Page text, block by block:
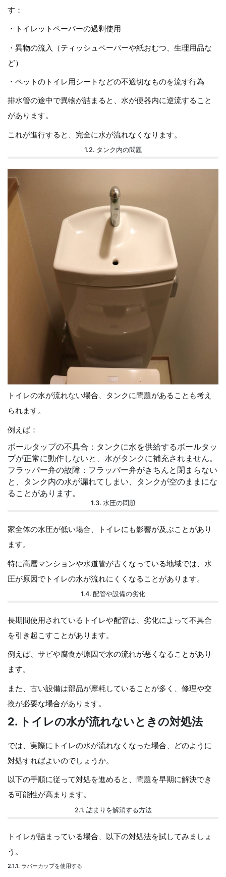
す：
・トイレットペーパーの過剰使用
・異物の流入（ティッシュペーパーや紙おむつ、生理用品な
ど）
・ペットのトイレ用シートなどの不適切なものを流す行為
排水管の途中で異物が詰まると、水が便器内に逆流すること
があります。
これが進行すると、完全に水が流れなくなります。
1.2. タンク内の問題
トイレの水が流れない場合、タンクに問題があることも考え
られます。
例えば：
ボールタップの不具合：タンクに水を供給するボールタッ
プが正常に動作しないと、水がタンクに補充されません。
フラッパー弁の故障：フラッパー弁がきちんと閉まらない
と、タンク内の水が漏れてしまい、タンクが空のままにな
ることがあります。
1.3. 水圧の問題
家全体の水圧が低い場合、トイレにも影響が及ぶことがあり
ます。
特に高層マンションや水道管が古くなっている地域では、水
圧が原因でトイレの水が流れにくくなることがあります。
1.4. 配管や設備の劣化
長期間使用されているトイレや配管は、劣化によって不具合
を引き起こすことがあります。
例えば、サビや腐食が原因で水の流れが悪くなることがあり
ます。
また、古い設備は部品が摩耗していることが多く、修理や交
換が必要な場合があります。
2. トイレの水が流れないときの対処法
では、実際にトイレの水が流れなくなった場合、どのように
対処すればよいのでしょうか。
以下の手順に従って対処を進めると、問題を早期に解決でき
る可能性が高まります。
2.1. 詰まりを解消する方法
トイレが詰まっている場合、以下の対処法を試してみましょ
う。
2.1.1. ラバーカップを使用する